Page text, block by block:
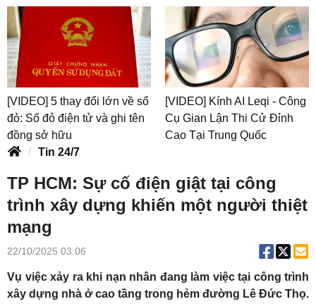
[VIDEO] 5 thay đổi lớn về sổ
đỏ: Sổ đỏ điện tử và ghi tên
đồng sở hữu
[VIDEO] Kính AI Leqi - Công
Cụ Gian Lận Thi Cử Đỉnh
Cao Tại Trung Quốc
Tin 24/7
TP HCM: Sự cố điện giật tại công
trình xây dựng khiến một người thiệt
mạng
22/10/2025 03:06
Vụ việc xảy ra khi nạn nhân đang làm việc tại công trình
xây dựng nhà ở cao tầng trong hẻm đường Lê Đức Thọ.